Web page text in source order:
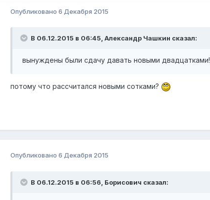
Опубликовано 6 Декабря 2015
В 06.12.2015 в 06:45, Александр Чашкин сказал:
вынуждены были сдачу давать новыми двадцатками!
потому что рассчитался новыми сотками?
Опубликовано 6 Декабря 2015
В 06.12.2015 в 06:56, Борисович сказал: